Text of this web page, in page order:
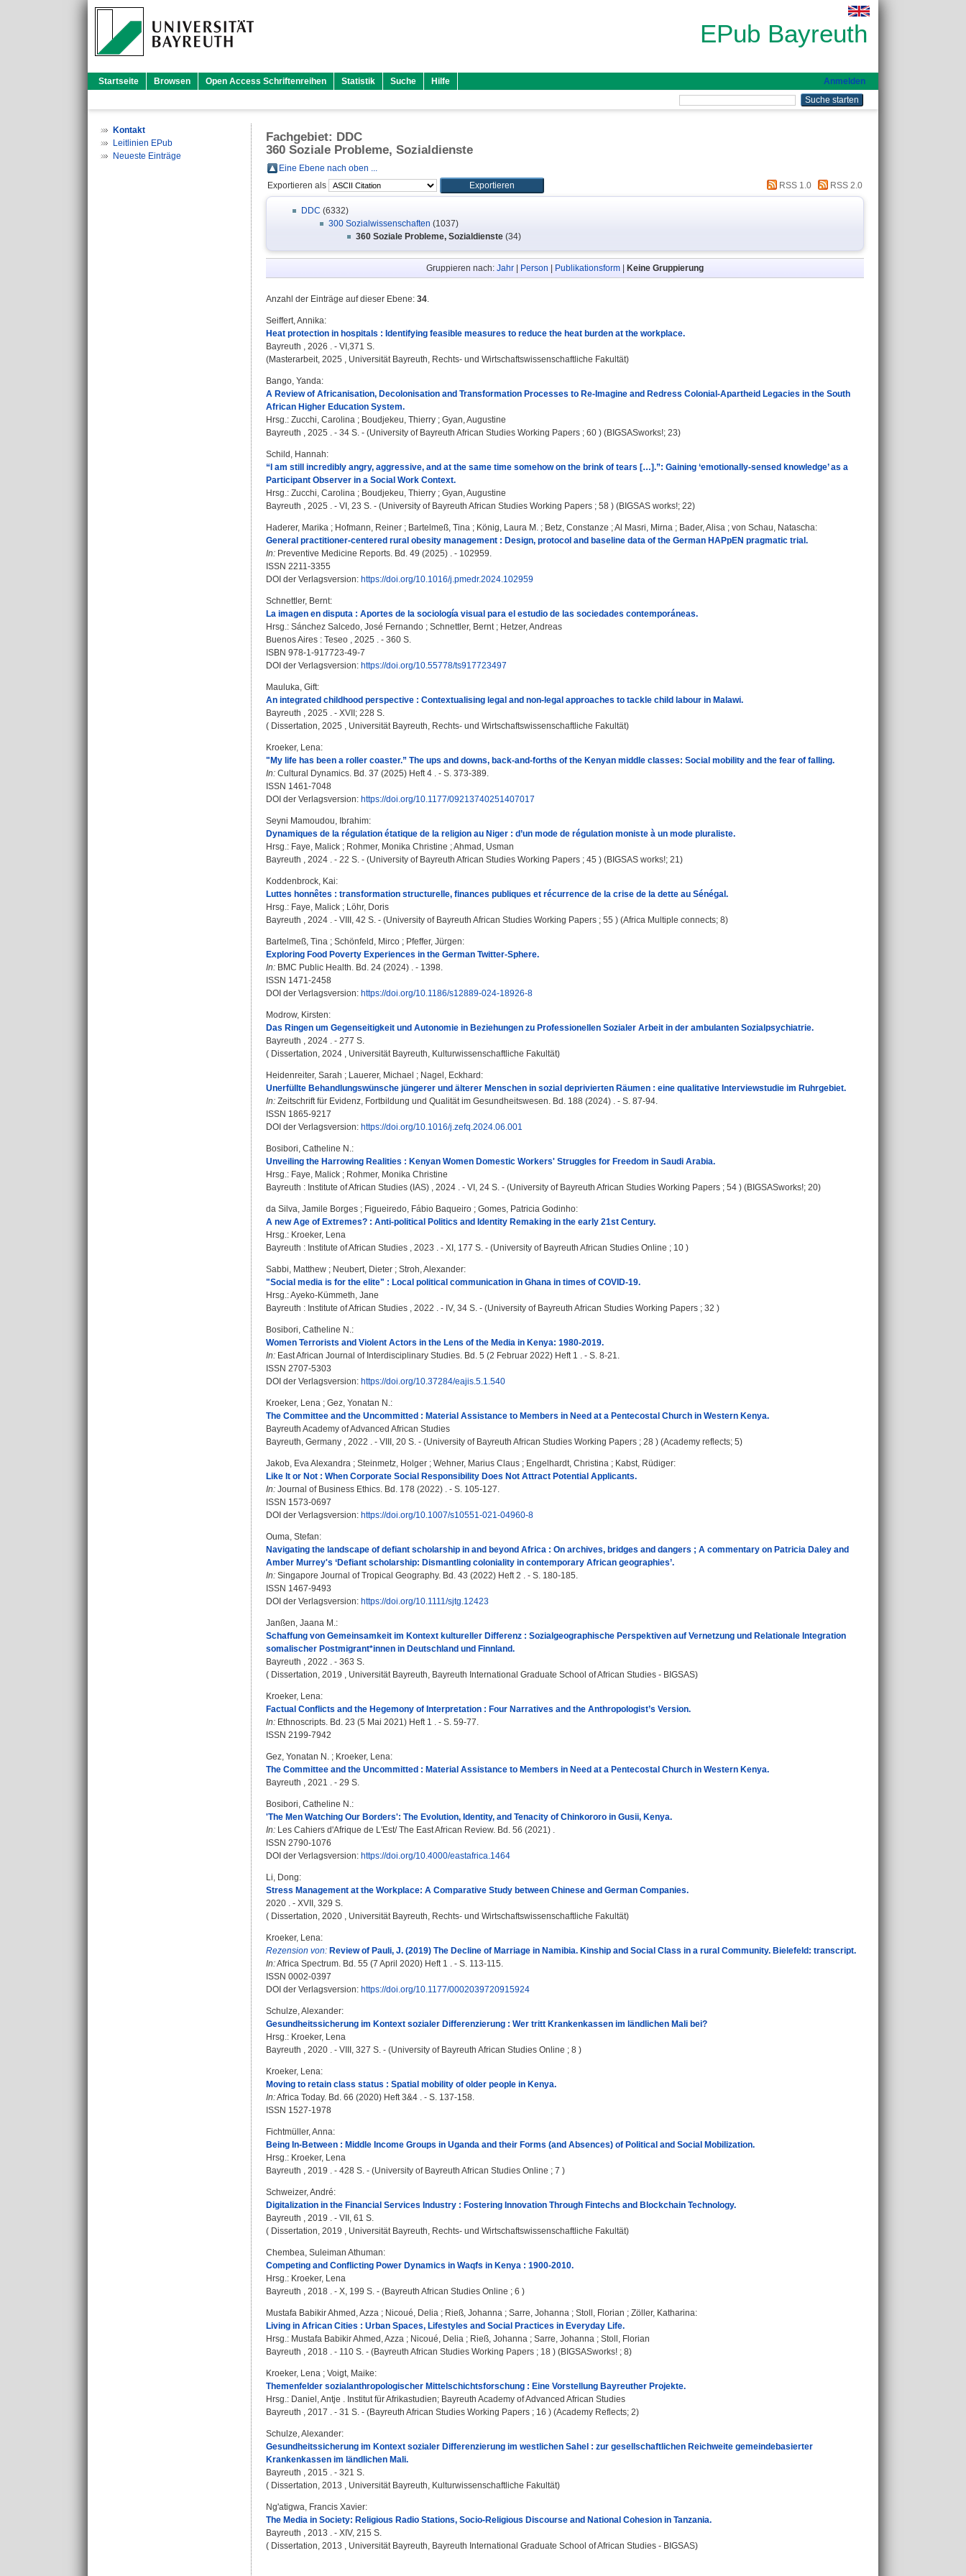
EPub Bayreuth
Startseite Browsen Open Access Schriftenreihen Statistik Suche Hilfe Anmelden
Kontakt
Leitlinien EPub
Neueste Einträge
Fachgebiet: DDC
360 Soziale Probleme, Sozialdienste
Eine Ebene nach oben ...
Exportieren als
RSS 1.0 RSS 2.0
DDC (6332)
300 Sozialwissenschaften (1037)
360 Soziale Probleme, Sozialdienste (34)
Gruppieren nach: Jahr Person Publikationsform Keine Gruppierung
Anzahl der Einträge auf dieser Ebene: 34.
Seiffert, Annika:
Heat protection in hospitals : Identifying feasible measures to reduce the heat burden at the workplace.
Bayreuth , 2026 . - VI,371 S.
(Masterarbeit, 2025 , Universität Bayreuth, Rechts- und Wirtschaftswissenschaftliche Fakultät)
Bango, Yanda:
A Review of Africanisation, Decolonisation and Transformation Processes to Re-Imagine and Redress Colonial-Apartheid Legacies in the South
African Higher Education System.
Hrsg.: Zucchi, Carolina ; Boudjekeu, Thierry ; Gyan, Augustine
Bayreuth , 2025 . - 34 S. - (University of Bayreuth African Studies Working Papers ; 60 ) (BIGSASworks!; 23)
Schild, Hannah:
“I am still incredibly angry, aggressive, and at the same time somehow on the brink of tears […].”: Gaining ‘emotionally-sensed knowledge’ as a
Participant Observer in a Social Work Context.
Hrsg.: Zucchi, Carolina ; Boudjekeu, Thierry ; Gyan, Augustine
Bayreuth , 2025 . - VI, 23 S. - (University of Bayreuth African Studies Working Papers ; 58 ) (BIGSAS works!; 22)
Haderer, Marika ; Hofmann, Reiner ; Bartelmeß, Tina ; König, Laura M. ; Betz, Constanze ;Al Masri, Mirna ; Bader, Alisa ; von Schau, Natascha:
General practitioner-centered rural obesity management : Design, protocol and baseline data of the German HAPpEN pragmatic trial.
In: Preventive Medicine Reports. Bd. 49 (2025) . - 102959.
ISSN 2211-3355
DOI der Verlagsversion: https://doi.org/10.1016/j.pmedr.2024.102959
Schnettler, Bernt:
La imagen en disputa : Aportes de la sociología visual para el estudio de las sociedades contemporáneas.
Hrsg.: Sánchez Salcedo, José Fernando ; Schnettler, Bernt; Hetzer, Andreas
Buenos Aires : Teseo , 2025 . - 360 S.
ISBN 978-1-917723-49-7
DOI der Verlagsversion: https://doi.org/10.55778/ts917723497
Mauluka, Gift:
An integrated childhood perspective : Contextualising legal and non-legal approaches to tackle child labour in Malawi.
Bayreuth , 2025 . - XVII; 228 S.
( Dissertation, 2025 , Universität Bayreuth, Rechts- und Wirtschaftswissenschaftliche Fakultät)
Kroeker, Lena:
"My life has been a roller coaster.” The ups and downs, back-and-forths of the Kenyan middle classes: Social mobility and the fear of falling.
In: Cultural Dynamics. Bd. 37 (2025) Heft 4 . - S. 373-389.
ISSN 1461-7048
DOI der Verlagsversion: https://doi.org/10.1177/09213740251407017
Seyni Mamoudou, Ibrahim:
Dynamiques de la régulation étatique de la religion au Niger : d’un mode de régulation moniste à un mode pluraliste.
Hrsg.: Faye, Malick ; Rohmer, Monika Christine ;Ahmad, Usman
Bayreuth , 2024 . - 22 S. - (University of Bayreuth African Studies Working Papers ; 45 ) (BIGSAS works!; 21)
Koddenbrock, Kai:
Luttes honnêtes : transformation structurelle, finances publiques et récurrence de la crise de la dette au Sénégal.
Hrsg.: Faye, Malick ; Löhr, Doris
Bayreuth , 2024 . - VIII, 42 S. - (University of Bayreuth African Studies Working Papers ; 55 ) (Africa Multiple connects; 8)
Bartelmeß, Tina ; Schönfeld, Mirco ; Pfeffer, Jürgen:
Exploring Food Poverty Experiences in the German Twitter-Sphere.
In: BMC Public Health. Bd. 24 (2024) . - 1398.
ISSN 1471-2458
DOI der Verlagsversion: https://doi.org/10.1186/s12889-024-18926-8
Modrow, Kirsten:
Das Ringen um Gegenseitigkeit und Autonomie in Beziehungen zu Professionellen Sozialer Arbeit in der ambulanten Sozialpsychiatrie.
Bayreuth , 2024 . - 277 S.
( Dissertation, 2024 , Universität Bayreuth, Kulturwissenschaftliche Fakultät)
Heidenreiter, Sarah ; Lauerer, Michael ; Nagel, Eckhard :
Unerfüllte Behandlungswünsche jüngerer und älterer Menschen in sozial deprivierten Räumen : eine qualitative Interviewstudie im Ruhrgebiet.
In: Zeitschrift für Evidenz, Fortbildung und Qualität im Gesundheitswesen. Bd. 188 (2024) . - S. 87-94.
ISSN 1865-9217
DOI der Verlagsversion: https://doi.org/10.1016/j.zefq.2024.06.001
Bosibori, Catheline N.:
Unveiling the Harrowing Realities : Kenyan Women Domestic Workers' Struggles for Freedom in Saudi Arabia.
Hrsg.: Faye, Malick ; Rohmer, Monika Christine
Bayreuth : Institute of African Studies (IAS) , 2024 . - VI, 24 S. - (University of Bayreuth African Studies Working Papers ; 54 ) (BIGSASworks!; 20)
da Silva, Jamile Borges ; Figueiredo, Fábio Baqueiro ; Gomes, Patricia Godinho:
A new Age of Extremes? : Anti-political Politics and Identity Remaking in the early 21st Century.
Hrsg.: Kroeker, Lena
Bayreuth : Institute of African Studies , 2023 . - XI, 177 S. - (University of Bayreuth African Studies Online ; 10 )
Sabbi, Matthew ; Neubert, Dieter ; Stroh, Alexander:
"Social media is for the elite" : Local political communication in Ghana in times of COVID-19.
Hrsg.:Ayeko-Kümmeth, Jane
Bayreuth : Institute of African Studies , 2022 . - IV, 34 S. - (University of Bayreuth African Studies Working Papers ; 32 )
Bosibori, Catheline N.:
Women Terrorists and Violent Actors in the Lens of the Media in Kenya: 1980-2019.
In: East African Journal of Interdisciplinary Studies. Bd. 5 (2 Februar 2022) Heft 1 . - S. 8-21.
ISSN 2707-5303
DOI der Verlagsversion: https://doi.org/10.37284/eajis.5.1.540
Kroeker, Lena ; Gez, Yonatan N.:
The Committee and the Uncommitted : Material Assistance to Members in Need at a Pentecostal Church in Western Kenya.
Bayreuth Academy of Advanced African Studies
Bayreuth, Germany , 2022 . - VIII, 20 S. - (University of Bayreuth African Studies Working Papers ; 28 ) (Academy reflects; 5)
Jakob, Eva Alexandra ; Steinmetz, Holger ; Wehner, Marius Claus ; Engelhardt, Christina ; Kabst, Rüdiger:
Like It or Not : When Corporate Social Responsibility Does Not Attract Potential Applicants.
In: Journal of Business Ethics. Bd. 178 (2022) . - S. 105-127.
ISSN 1573-0697
DOI der Verlagsversion: https://doi.org/10.1007/s10551-021-04960-8
Ouma, Stefan:
Navigating the landscape of defiant scholarship in and beyond Africa : On archives, bridges and dangers ; A commentary on Patricia Daley and
Amber Murrey's ‘Defiant scholarship: Dismantling coloniality in contemporary African geographies’.
In: Singapore Journal of Tropical Geography. Bd. 43 (2022) Heft 2 . - S. 180-185.
ISSN 1467-9493
DOI der Verlagsversion: https://doi.org/10.1111/sjtg.12423
Janßen, Jaana M.:
Schaffung von Gemeinsamkeit im Kontext kultureller Differenz : Sozialgeographische Perspektiven auf Vernetzung und Relationale Integration
somalischer Postmigrant*innen in Deutschland und Finnland.
Bayreuth , 2022 . - 363 S.
( Dissertation, 2019 , Universität Bayreuth, Bayreuth International Graduate School of African Studies - BIGSAS)
Kroeker, Lena:
Factual Conflicts and the Hegemony of Interpretation : Four Narratives and the Anthropologist’s Version.
In: Ethnoscripts. Bd. 23 (5 Mai 2021) Heft 1 . - S. 59-77.
ISSN 2199-7942
Gez, Yonatan N. ; Kroeker, Lena:
The Committee and the Uncommitted : Material Assistance to Members in Need at a Pentecostal Church in Western Kenya.
Bayreuth , 2021 . - 29 S.
Bosibori, Catheline N.:
'The Men Watching Our Borders': The Evolution, Identity, and Tenacity of Chinkororo in Gusii, Kenya.
In: Les Cahiers d'Afrique de L'Est/ The East African Review. Bd. 56 (2021) .
ISSN 2790-1076
DOI der Verlagsversion: https://doi.org/10.4000/eastafrica.1464
Li, Dong:
Stress Management at the Workplace: A Comparative Study between Chinese and German Companies.
2020 . - XVII, 329 S.
( Dissertation, 2020 , Universität Bayreuth, Rechts- und Wirtschaftswissenschaftliche Fakultät)
Kroeker, Lena:
Rezension von: Review of Pauli, J. (2019) The Decline of Marriage in Namibia. Kinship and Social Class in a rural Community. Bielefeld: transcript.
In:Africa Spectrum. Bd. 55 (7 April 2020) Heft 1 . - S. 113-115.
ISSN 0002-0397
DOI der Verlagsversion: https://doi.org/10.1177/0002039720915924
Schulze, Alexander:
Gesundheitssicherung im Kontext sozialer Differenzierung : Wer tritt Krankenkassen im ländlichen Mali bei?
Hrsg.: Kroeker, Lena
Bayreuth , 2020 . - VIII, 327 S. - (University of Bayreuth African Studies Online ; 8 )
Kroeker, Lena:
Moving to retain class status : Spatial mobility of older people in Kenya.
In:Africa Today. Bd. 66 (2020) Heft 3&4 . - S. 137-158.
ISSN 1527-1978
Fichtmüller, Anna:
Being In-Between : Middle Income Groups in Uganda and their Forms (and Absences) of Political and Social Mobilization.
Hrsg.: Kroeker, Lena
Bayreuth , 2019 . - 428 S. - (University of Bayreuth African Studies Online ; 7 )
Schweizer, André:
Digitalization in the Financial Services Industry : Fostering Innovation Through Fintechs and Blockchain Technology.
Bayreuth , 2019 . - VII, 61 S.
( Dissertation, 2019 , Universität Bayreuth, Rechts- und Wirtschaftswissenschaftliche Fakultät)
Chembea, Suleiman Athuman:
Competing and Conflicting Power Dynamics in Waqfs in Kenya : 1900-2010.
Hrsg.: Kroeker, Lena
Bayreuth , 2018 . - X, 199 S. - (Bayreuth African Studies Online ; 6 )
Mustafa Babikir Ahmed, Azza ; Nicoué, Delia ; Rieß, Johanna ; Sarre, Johanna ; Stoll, Florian ; Zöller, Katharina:
Living in African Cities : Urban Spaces, Lifestyles and Social Practices in Everyday Life.
Hrsg.: Mustafa Babikir Ahmed, Azza ; Nicoué, Delia ; Rieß, Johanna ; Sarre, Johanna ; Stoll, Florian
Bayreuth , 2018 . - 110 S. - (Bayreuth African Studies Working Papers ; 18 ) (BIGSASworks! ; 8)
Kroeker, Lena ; Voigt, Maike:
Themenfelder sozialanthropologischer Mittelschichtsforschung : Eine Vorstellung Bayreuther Projekte.
Hrsg.: Daniel, Antje . Institut für Afrikastudien; Bayreuth Academy of Advanced African Studies
Bayreuth , 2017 . - 31 S. - (Bayreuth African Studies Working Papers ; 16 ) (Academy Reflects; 2)
Schulze, Alexander:
Gesundheitssicherung im Kontext sozialer Differenzierung im westlichen Sahel : zur gesellschaftlichen Reichweite gemeindebasierter
Krankenkassen im ländlichen Mali.
Bayreuth , 2015 . - 321 S.
( Dissertation, 2013 , Universität Bayreuth, Kulturwissenschaftliche Fakultät)
Ng'atigwa, Francis Xavier:
The Media in Society: Religious Radio Stations, Socio-Religious Discourse and National Cohesion in Tanzania.
Bayreuth , 2013 . - XIV, 215 S.
( Dissertation, 2013 , Universität Bayreuth, Bayreuth International Graduate School of African Studies - BIGSAS)